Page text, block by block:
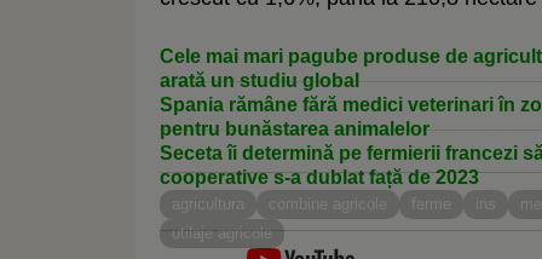
Cele mai mari pagube produse de
arată un studiu global
Spania rămâne fără medici veterinari în
pentru bunăstarea animalelor
Seceta îi determină pe fermierii francezi
cooperative s-a dublat față de 2023
agricultura combine agricole ferme ins
utilaje agricole